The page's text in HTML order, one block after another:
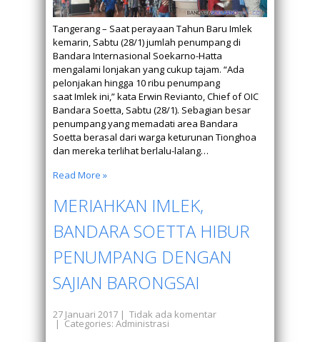
Tangerang – Saat perayaan Tahun Baru Imlek
kemarin, Sabtu (28/1) jumlah penumpang di
Bandara Internasional Soekarno-Hatta
mengalami lonjakan yang cukup tajam. “Ada
pelonjakan hingga 10 ribu penumpang
saat Imlek ini,” kata Erwin Revianto, Chief of OIC
Bandara Soetta, Sabtu (28/1). Sebagian besar
penumpang yang memadati area Bandara
Soetta berasal dari warga keturunan Tionghoa
dan mereka terlihat berlalu-lalang…
Read More »
MERIAHKAN IMLEK,
BANDARA SOETTA HIBUR
PENUMPANG DENGAN
SAJIAN BARONGSAI
27 Januari 2017 | Tidak ada komentar
| Categories: Administrasi